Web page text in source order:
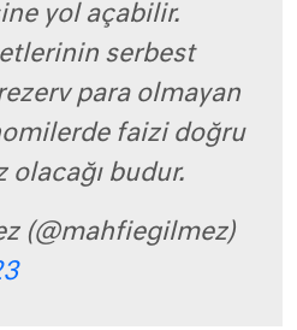
yol açabilir.
serbest
para olmayan
faizi doğru
olacağı budur.
(@mahfiegilmez)